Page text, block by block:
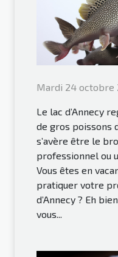
Mardi 24 octobre
Le lac d’Annecy
de gros poissons
s’avère être le
professionnel ou
Vous êtes en
pratiquer votre
d’Annecy ? Eh
vous...